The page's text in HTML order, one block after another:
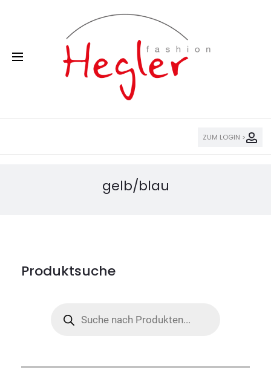
ZUM LOGIN >
gelb/blau
Produktsuche
search